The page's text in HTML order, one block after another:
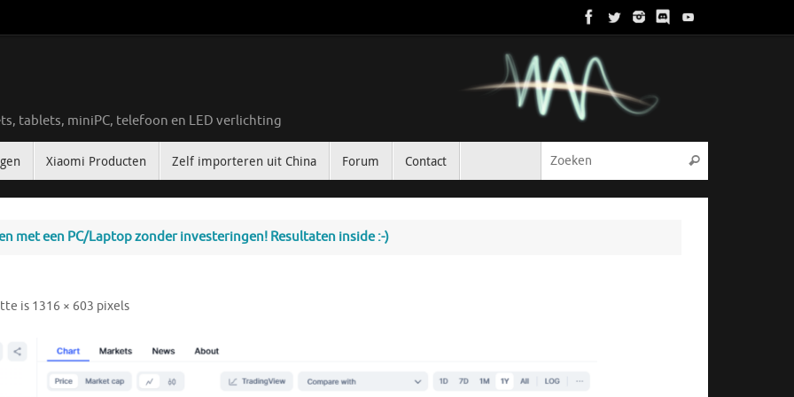
tablets, miniPC, telefoon en LED verlichting
Xiaomi Producten Zelf importeren uit China Forum Contact Zoeken
met een PC/Laptop zonder investeringen! Resultaten inside :-)
is 1316 × 603 pixels